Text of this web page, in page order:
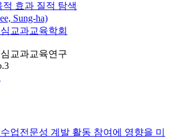
효과 질적 탐색
Sung-ha)
교과교육학회
교과교육연구
업전문성 계발 활동 참여에 영향을 미